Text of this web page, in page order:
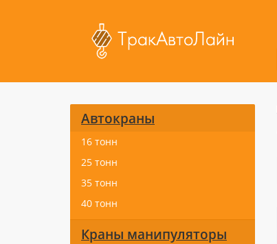
Автокраны
16 тонн
25 тонн
35 тонн
40 тонн
Краны манипуляторы